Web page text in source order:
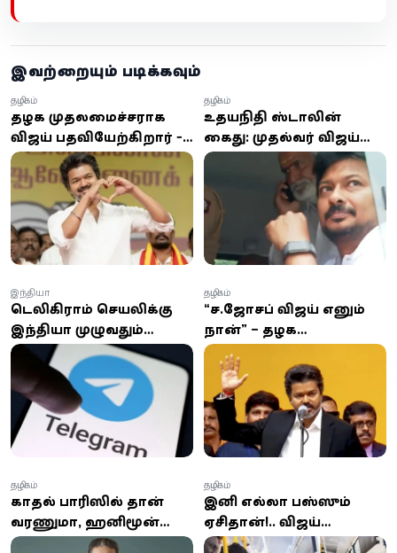
இவற்றையும் படிக்கவும்
தமிழக முதலமைச்சராக
விஜய் பதவியேற்கிறார் -
நேரு உள்விளையாட்டு
அரங்கில் பலத்த
பாதுகாப்பு
தமிழகம்
உதயநிதி ஸ்டாலின்
கைது: முதல்வர் விஜய்
மற்றும் நடிகை த்ரிஷா
குறித்து பேசியதால்
நடவடிக்கை!
தமிழகம்
டெலிகிராம் செயலிக்கு
இந்தியா முழுவதும்
தற்காலிகத் தடை
இந்தியா
“ச.ஜோசப் விஜய் எனும்
நான்” – தமிழக
முதலமைச்சராக
பதவியேற்றார் விஜய்
தமிழகம்
காதல் பாரிஸில் தான்
வரணுமா, ஹனிமூன்
ஸ்விட்சர்லாந்தில் தான்
தமிழகம்
இனி எல்லா பஸ்ஸும்
ஏசிதான்!.. விஜய்
சொல்லிட்டாரு!..
தமிழகம்